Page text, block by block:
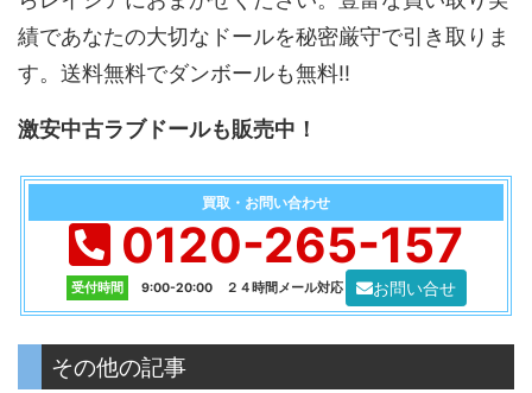
績であなたの大切なドールを秘密厳守で引き取りま
す。送料無料でダンボールも無料!!
激安中古ラブドールも販売中！
買取・お問い合わせ
0120-265-157
受付時間 9:00-20:00 ２４時間メール対応 お問い合せ
その他の記事